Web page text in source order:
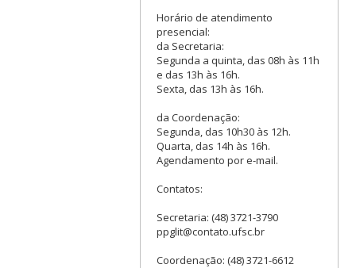
Horário de atendimento
presencial:
da Secretaria:
Segunda a quinta, das 08h às 11h
e das 13h às 16h.
Sexta, das 13h às 16h.
da Coordenação:
Segunda, das 10h30 às 12h.
Quarta, das 14h às 16h.
Agendamento por e-mail.
Contatos:
Secretaria: (48) 3721-3790
ppglit@contato.ufsc.br
Coordenação: (48) 3721-6612